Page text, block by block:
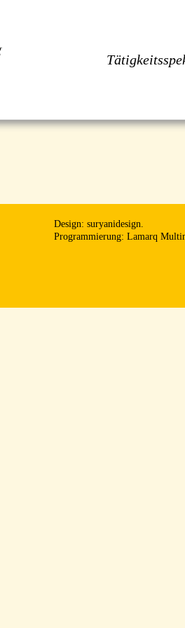
Design: suryanidesign.
Programmierung: Lamarq